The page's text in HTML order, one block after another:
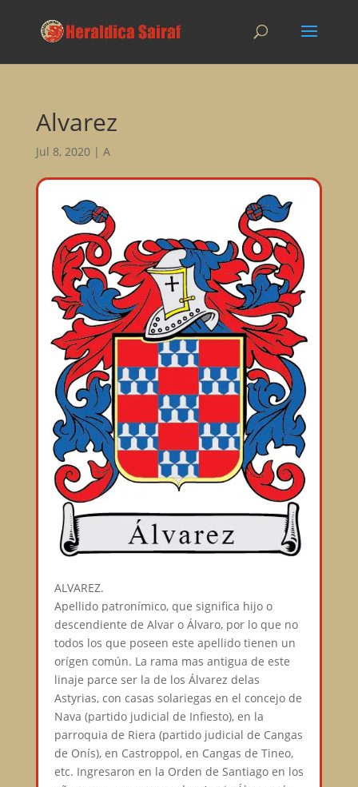
Alvarez
Jul 8, 2020| A
ALVAREZ.⠀
Apellido patronímico, que significa hijo o
descendiente de Alvar o Álvaro, por lo que no
todos los que poseen este apellido tienen un
orígen común. La rama mas antigua de este
linaje parce ser la de los Álvarez delas
Astyrias, con casas solariegas en el concejo de
Nava (partido judicial de Infiesto), en la
parroquia de Riera (partido judicial de Cangas
de Onís), en Castroppol, en Cangas de Tineo,
etc. Ingresaron en la Orden de Santiago en los